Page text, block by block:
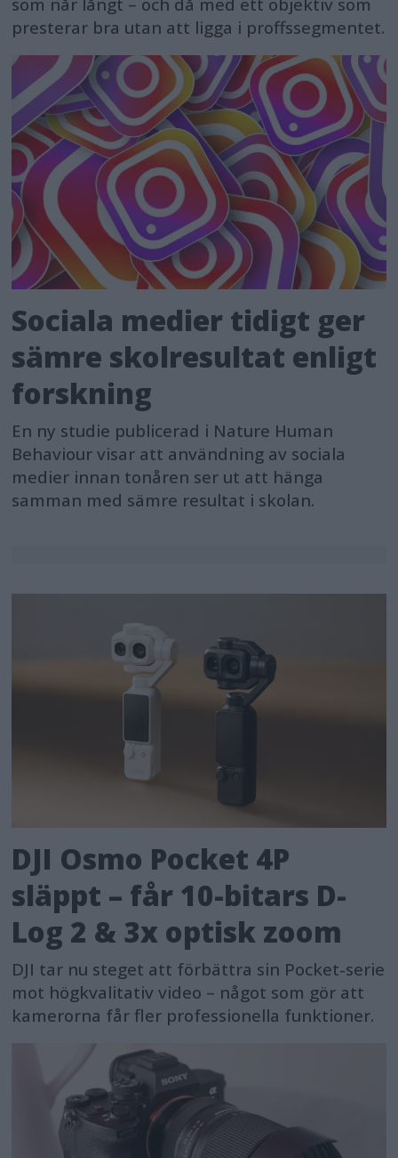
presterar bra utan att ligga i proffssegmentet.
Sociala medier tidigt ger
sämre skolresultat enligt
forskning
En ny studie publicerad i Nature Human
Behaviour visar att användning av sociala
medier innan tonåren ser ut att hänga
samman med sämre resultat i skolan.
DJI Osmo Pocket 4P
släppt – får 10-bitars D-
Log 2 & 3x optisk zoom
DJI tar nu steget att förbättra sin Pocket-serie
mot högkvalitativ video – något som gör att
kamerorna får fler professionella funktioner.